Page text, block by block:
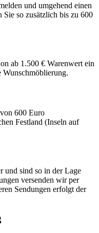
und umgehend einen
Sie so zusätzlich bis zu 600
ab 1.500 € Warenwert ein
600 Euro
Festland (Inseln auf
und sind so in der Lage
versenden wir per
Sendungen erfolgt der